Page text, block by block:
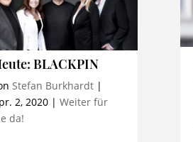
BLACKPIN
Stefan Burkhardt |
2, 2020 |Weiter für
da!